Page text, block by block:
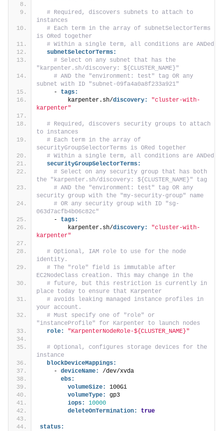
# Required, discovers subnets to attach to
instances
# Each term in the array of subnetSelectorTerms
is ORed together
# Within a single term, all conditions are ANDed
subnetSelectorTerms:
# Select on any subnet that has the
"karpenter.sh/discovery: ${CLUSTER_NAME}"
# AND the "environment: test" tag OR any
subnet with ID "subnet-09fa4a0a8f233a921"
    -
tags:
        karpenter.sh/
discovery:
"cluster-with-
karpenter"
# Required, discovers security groups to attach
to instances
# Each term in the array of
securityGroupSelectorTerms is ORed together
# Within a single term, all conditions are ANDed
securityGroupSelectorTerms:
# Select on any security group that has both
the "karpenter.sh/discovery: ${CLUSTER_NAME}" tag
# AND the "environment: test" tag OR any
security group with the "my-security-group" name
# OR any security group with ID "sg-
063d7acfb4b06c82c"
    -
tags:
        karpenter.sh/
discovery:
"cluster-with-
karpenter"
# Optional, IAM role to use for the node
identity.
# The "role" field is immutable after
EC2NodeClass creation. This may change in the
# future, but this restriction is currently in
place today to ensure that Karpenter
# avoids leaking managed instance profiles in
your account.
# Must specify one of "role" or
"instanceProfile" for Karpenter to launch nodes
role:
"KarpenterNodeRole-${CLUSTER_NAME}"
# Optional, configures storage devices for the
instance
blockDeviceMappings:
    -
deviceName:
/dev/xvda
ebs:
volumeSize:
100Gi
volumeType:
gp3
iops:
10000
deleteOnTermination:
true
status: